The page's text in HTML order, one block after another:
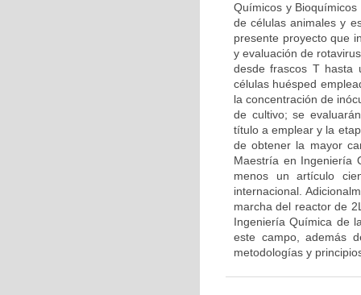
Químicos y
de células animales y
presente proyecto que
y evaluación de
desde frascos T hasta
células huésped
la concentración de
de cultivo; se
título a emplear y la
de obtener la mayor
Maestría en Ingeniería
menos un artículo
internacional.
marcha del reactor de
Ingeniería Química de
este campo, además
metodologías y